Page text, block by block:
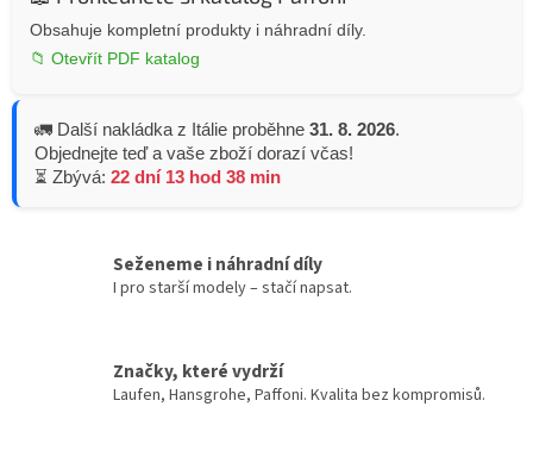
Obsahuje kompletní produkty i náhradní díly.
📁 Otevřít PDF katalog
🚛 Další nakládka z Itálie proběhne 31. 8. 2026.
Objednejte teď a vaše zboží dorazí včas!
⏳ Zbývá: 22 dní 13 hod 38 min
Seženeme i náhradní díly
I pro starší modely – stačí napsat.
Značky, které vydrží
Laufen, Hansgrohe, Paffoni. Kvalita bez kompromisů.